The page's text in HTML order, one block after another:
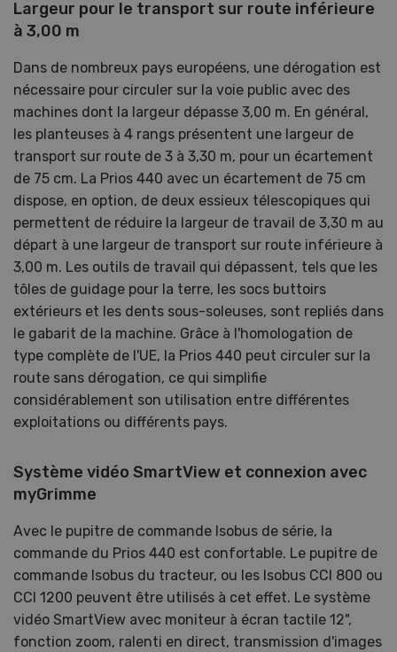
Largeur pour le transport sur route inférieure
à 3,00 m
Dans de nombreux pays européens, une dérogation est
nécessaire pour circuler sur la voie public avec des
machines dont la largeur dépasse 3,00 m. En général,
les planteuses à 4 rangs présentent une largeur de
transport sur route de 3 à 3,30 m, pour un écartement
de 75 cm. La Prios 440 avec un écartement de 75 cm
dispose, en option, de deux essieux télescopiques qui
permettent de réduire la largeur de travail de 3,30 m au
départ à une largeur de transport sur route inférieure à
3,00 m. Les outils de travail qui dépassent, tels que les
tôles de guidage pour la terre, les socs buttoirs
extérieurs et les dents sous-soleuses, sont repliés dans
le gabarit de la machine. Grâce à l'homologation de
type complète de l'UE, la Prios 440 peut circuler sur la
route sans dérogation, ce qui simplifie
considérablement son utilisation entre différentes
exploitations ou différents pays.
Système vidéo SmartView et connexion avec
myGrimme
Avec le pupitre de commande Isobus de série, la
commande du Prios 440 est confortable. Le pupitre de
commande Isobus du tracteur, ou les Isobus CCI 800 ou
CCI 1200 peuvent être utilisés à cet effet. Le système
vidéo SmartView avec moniteur à écran tactile 12",
fonction zoom, ralenti en direct, transmission d'images